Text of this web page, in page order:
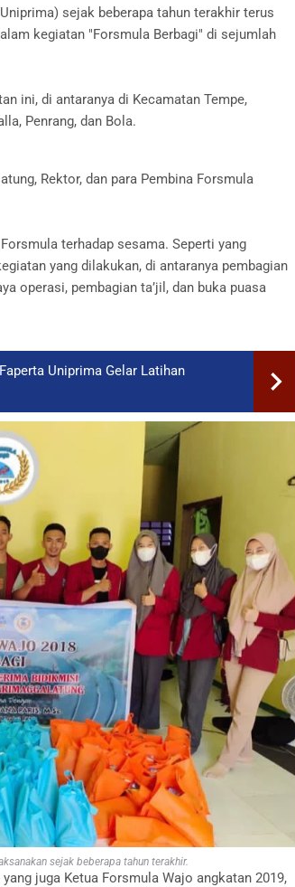
sejak beberapa tahun terakhir terus
kegiatan "Forsmula Berbagi" di sejumlah
ini, di antaranya di Kecamatan Tempe,
Penrang, dan Bola.
Rektor, dan para Pembina Forsmula
terhadap sesama. Seperti yang
yang dilakukan, di antaranya pembagian
operasi, pembagian ta’jil, dan buka puasa
Uniprima Gelar Latihan
sejak beberapa tahun terakhir.
juga Ketua Forsmula Wajo angkatan 2019,